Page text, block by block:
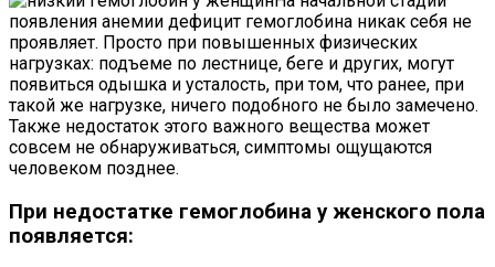
появления анемии дефицит гемоглобина никак себя не
проявляет. Просто при повышенных физических
нагрузках: подъеме по лестнице, беге и других, могут
появиться одышка и усталость, при том, что ранее, при
такой же нагрузке, ничего подобного не было замечено.
Также недостаток этого важного вещества может
совсем не обнаруживаться, симптомы ощущаются
человеком позднее.
При недостатке гемоглобина у женского пола
появляется: